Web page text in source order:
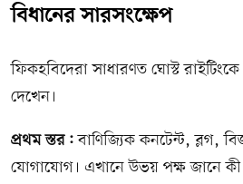
বিধানের সারসংক্ষেপ
ফিকহবিদেরা সাধারণত ঘোস্ট
দেখেন।
প্রথম স্তর:বাণিজ্যিক কনটেন্ট, ব্লগ,
যোগাযোগ। এখানে উভয় পক্ষ জানে কী